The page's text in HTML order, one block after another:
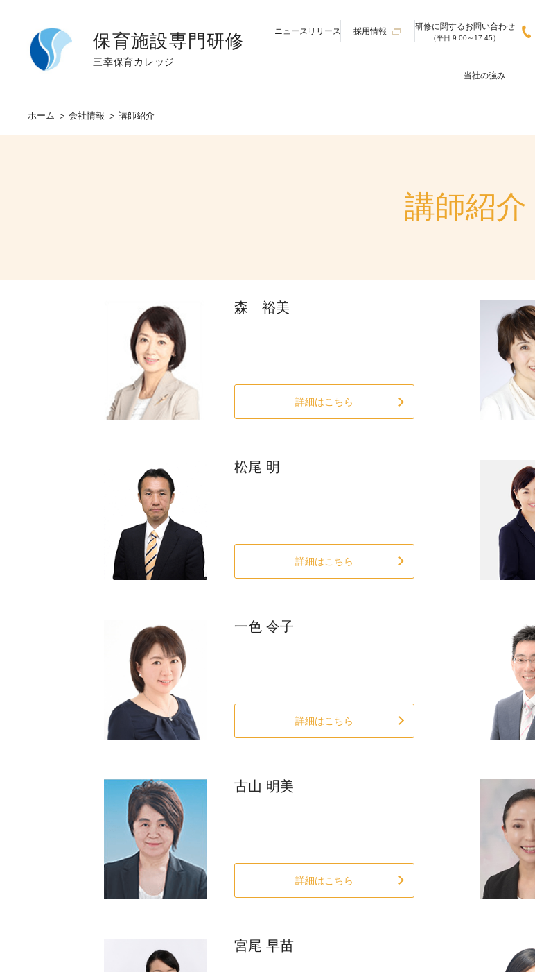
保育施設専門研修
三幸保育カレッジ
ニュース リリース 採用情報
研修に関するお問い合わせ
（平日 9:00～17:45）
当社の強み
ホーム 会社情報 講師紹介
講師紹介
森 裕美
詳細はこちら
松尾 明
詳細はこちら
一色 令子
詳細はこちら
古山 明美
詳細はこちら
宮尾 早苗